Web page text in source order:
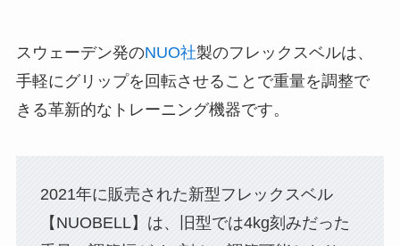
スウェーデン発のNUO社製のフレックスベルは、
手軽にグリップを回転させることで重量を調整で
きる革新的なトレーニング機器です。
2021年に販売された新型フレックスベル
【NUOBELL】 は、旧型では4kg刻みだった